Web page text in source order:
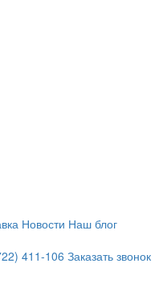
Новости Наш блог
411-106 Заказать звонок